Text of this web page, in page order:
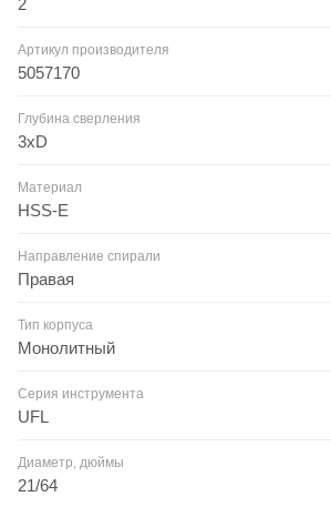
2
Артикул производителя
5057170
Глубина сверления
3xD
Материал
HSS-E
Направление спирали
Правая
Тип корпуса
Монолитный
Серия инструмента
UFL
Диаметр, дюймы
21/64